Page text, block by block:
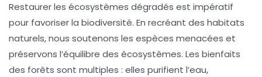
Restaurer les écosystèmes dégradés est impératif
pour favoriser la biodiversité. En recréant des habitats
naturels, nous soutenons les espèces menacées et
préservons l’équilibre des écosystèmes. Les bienfaits
des forêts sont multiples : elles purifient l’eau,